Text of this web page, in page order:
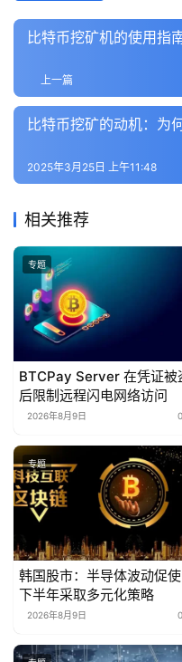
比特币挖矿机的使用指
上一篇
比特币挖矿的动机：为
2025年3月25日 上午11:48
相关推荐
专题
BTCPay Server 在凭证被
后限制远程闪电网络访问
2026年8月9日 0
专题
韩国股市：半导体波动促使
下半年采取多元化策略
2026年8月9日 0